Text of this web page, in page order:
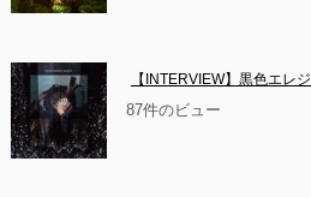
【INTERVIEW】黒色エレ
87件のビュー